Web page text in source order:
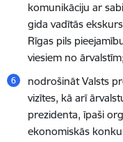
komunikāciju ar
gida vadītās
Rīgas pils
viesiem no ārvalstīm;
nodrošināt Valsts
vizītes, kā arī
prezidenta, īpaši
ekonomiskās